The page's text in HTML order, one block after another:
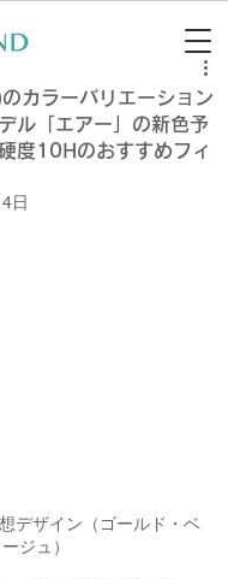
カラーバリエーション
ル「エアー」の新色予
度10Hのおすすめフィ
日
デザイン（ゴールド・ベ
ージュ）